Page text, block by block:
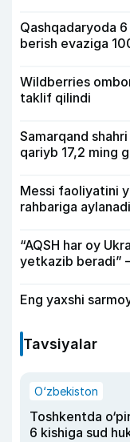
Qashqadaryoda
berish evaziga
Wildberries
taklif qilindi
Samarqand
qariyb 17,2 ming
Messi faoliyatini
rahbariga
“AQSH har oy
yetkazib beradi”
Eng yaxshi
Tavsiyalar
O‘zbekiston
Toshkentda
6 kishiga sud